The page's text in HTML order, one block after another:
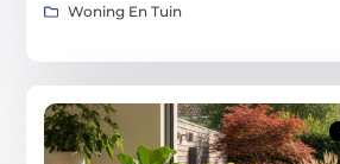
Woning En Tuin